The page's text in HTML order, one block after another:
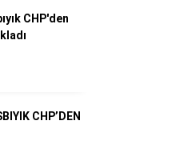
CHP'den
CHP’DEN